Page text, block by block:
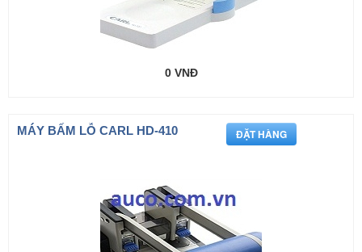
0 VNĐ
MÁY BẤM LỖ CARL HD-410